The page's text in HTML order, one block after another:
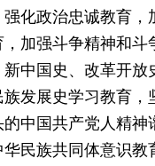
化政治忠诚教育，
加强斗争精神和斗
中国史、改革开放
发展史学习教育，
中国共产党人精神
民族共同体意识教